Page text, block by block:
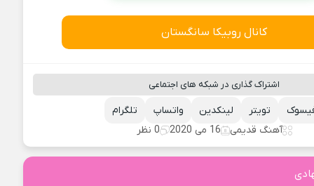
کانال روبیکا سانگستان
اشتراک گذاری در شبکه های اجتماعی
تلگرام واتساپ لینکدین تویتر
آهنگ قدیمی
16 می 2020 0 نظر